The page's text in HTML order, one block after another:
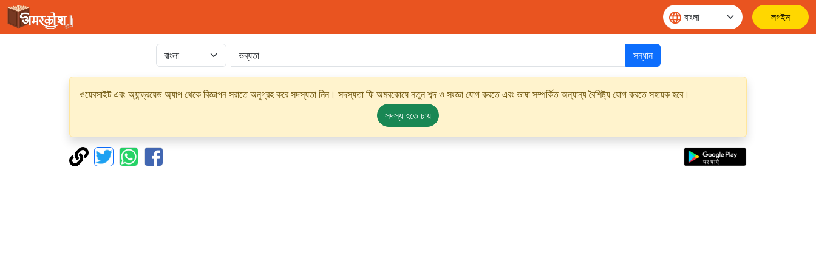
লগইন
সন্ধান
ওয়েবসাইট এবং অ্যান্ড্রয়েড অ্যাপ থেকে বিজ্ঞাপন সরাতে অনুগ্রহ করে সদস্যতা নিন। সদস্যতা ফি অমরকোষে নতুন শব্দ ও সংজ্ঞা যোগ করতে এবং ভাষা সম্পর্কিত অন্যান্য বৈশিষ্ট্য যোগ করতে সহায়ক হবে।
সদস্য হতে চায়